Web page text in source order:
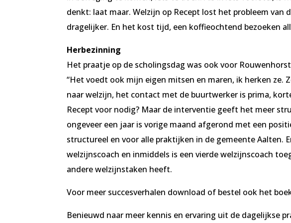
denkt: laat maar. Welzijn op Recept lost het probleem van
dragelijker. En het kost tijd, een koffieochtend bezoeken
Herbezinning
Het praatje op de scholingsdag was ook voor
“Het voedt ook mijn eigen mitsen en maren, ik herken ze.
naar welzijn, het contact met de buurtwerker is prima,
Recept voor nodig? Maar de interventie geeft het meer
ongeveer een jaar is vorige maand afgerond met een
structureel en voor alle praktijken in de gemeente Aalten.
welzijnscoach en inmiddels is een vierde welzijnscoach
andere welzijnstaken heeft.
Voor meer succesverhalen download of bestel ook het
Benieuwd naar meer kennis en ervaring uit de dagelijkse